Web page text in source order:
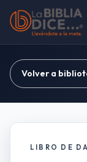
Volver a
LIBRO DE